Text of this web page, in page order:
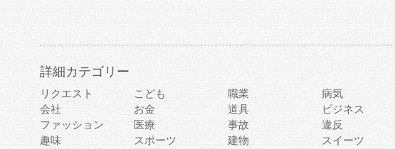
詳細カテゴリー
リクエスト こども 職業 病気
会社
お金 道具 ビジネス
ファッション
医療 事故 違反
趣味
スポーツ 建物 スイーツ